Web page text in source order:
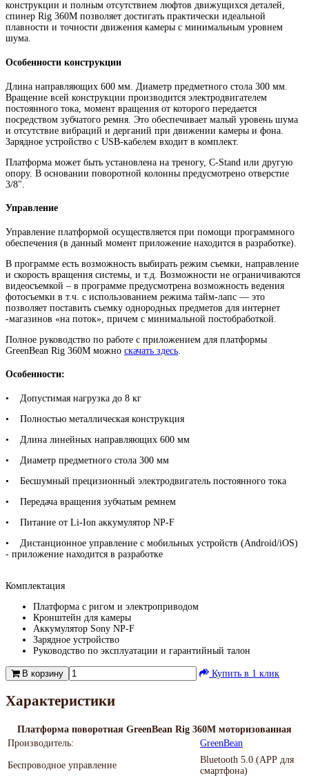
конструкции и полным отсутствием люфтов движущихся деталей,
спинер Rig 360M позволяет достигать практически идеальной
плавности и точности движения камеры с минимальным уровнем
шума.
Особенности конструкции
Длина направляющих 600 мм. Диаметр предметного стола 300 мм.
Вращение всей конструкции производится электродвигателем
постоянного тока, момент вращения от которого передается
посредством зубчатого ремня. Это обеспечивает малый уровень шума
и отсутствие вибраций и дерганий при движении камеры и фона.
Зарядное устройство с USB-кабелем входит в комплект.
Платформа может быть установлена на треногу, С-Stand или другую
опору. В основании поворотной колонны предусмотрено отверстие
3/8".
Управление
Управление платформой осуществляется при помощи программного
обеспечения (в данный момент приложение находится в разработке).
В программе есть возможность выбирать режим съемки, направление
и скорость вращения системы, и т.д. Возможности не ограничиваются
видеосъемкой – в программе предусмотрена возможность ведения
фотосъемки в т.ч. с использованием режима тайм-лапс — это
позволяет поставить съемку однородных предметов для интернет
-магазинов «на поток», причем с минимальной постобработкой.
Полное руководство по работе с приложением для платформы
GreenBean Rig 360M можно скачать здесь
Особенности:
• Допустимая нагрузка до 8 кг
• Полностью металлическая конструкция
• Длина линейных направляющих 600 мм
• Диаметр предметного стола 300 мм
• Бесшумный прецизионный электродвигатель постоянного тока
• Передача вращения зубчатым ремнем
• Питание от Li-Ion аккумулятор NP-F
• Дистанционное управление с мобильных устройств (Android/iOS)
- приложение находится в разработке
Комплектация
Платформа с ригом и электроприводом
Кронштейн для камеры
Аккумулятор Sony NP-F
Зарядное устройство
Руководство по эксплуатации и гарантийный талон
В корзину Купить в 1 клик
Характеристики
Платформа поворотная GreenBean Rig 360M моторизованная
Производитель:
GreenBean
Беспроводное управление
Bluetooth 5.0 (АРР для
смартфона)